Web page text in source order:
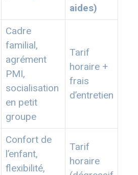
aides)
Cadre
familial,
agrément
PMI,
socialisation
en petit
groupe
Tarif
horaire +
frais
d’entretien
Confort de
l’enfant,
flexibilité,
Tarif
horaire